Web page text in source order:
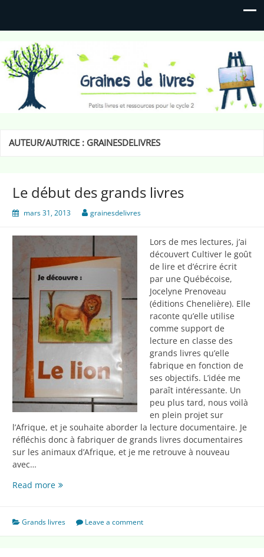
Graines de livres
Petits livres et ressources pour le cycle 2
AUTEUR/AUTRICE : GRAINESDELIVRES
Le début des grands livres
mars 31, 2013 grainesdelivres
Lors de mes lectures, j’ai
découvert Cultiver le goût
de lire et d’écrire écrit
par une Québécoise,
Jocelyne Prenoveau
(éditions Chenelière). Elle
raconte qu’elle utilise
comme support de
lecture en classe des
grands livres qu’elle
fabrique en fonction de
ses objectifs. L’idée me
paraît intéressante. Un
peu plus tard, nous voilà
en plein projet sur
l’Afrique, et je souhaite aborder la lecture documentaire. Je
réfléchis donc à fabriquer de grands livres documentaires
sur les animaux d’Afrique, et je me retrouve à nouveau
avec…
Read moreLe
grands
livres
Grands livres Leave a comment